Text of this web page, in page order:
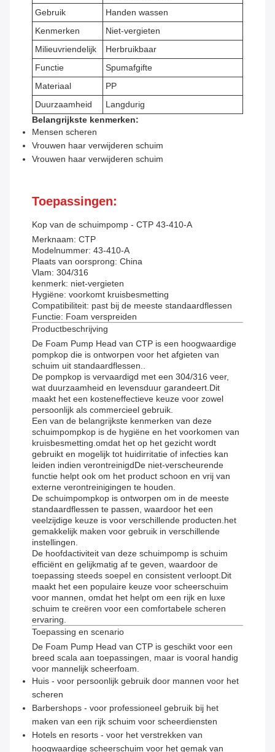
Gebruik
Handen wassen
Kenmerken
Niet-vergieten
Milieuvriendelijk
Herbruikbaar
Functie
Spumafgifte
Materiaal
PP
Duurzaamheid
Langdurig
Belangrijkste kenmerken:
Mensen scheren
Vrouwen haar verwijderen schuim
Vrouwen haar verwijderen schuim
Toepassingen:
Kop van de schuimpomp - CTP 43-410-A
Merknaam: CTP
Modelnummer: 43-410-A
Plaats van oorsprong: China
Vlam: 304/316
kenmerk: niet-vergieten
Hygiëne: voorkomt kruisbesmetting
Compatibiliteit: past bij de meeste standaardflessen
Functie: Foam verspreiden
Productbeschrijving
De Foam Pump Head van CTP is een hoogwaardige
pompkop die is ontworpen voor het afgieten van
schuim uit standaardflessen..
De pompkop is vervaardigd met een 304/316 veer,
wat duurzaamheid en levensduur garandeert.Dit
maakt het een kosteneffectieve keuze voor zowel
persoonlijk als commercieel gebruik.
Een van de belangrijkste kenmerken van deze
schuimpompkop is de hygiëne en het voorkomen van
kruisbesmetting.omdat het op het gezicht wordt
gebruikt en mogelijk tot huidirritatie of infecties kan
leiden indien verontreinigdDe niet-verscheurende
functie helpt ook om het product schoon en vrij van
externe verontreinigingen te houden.
De schuimpompkop is ontworpen om in de meeste
standaardflessen te passen, waardoor het een
veelzijdige keuze is voor verschillende producten.het
gemakkelijk maken voor gebruik in verschillende
instellingen.
De hoofdactiviteit van deze schuimpomp is schuim
efficiënt en gelijkmatig af te geven, waardoor de
toepassing steeds soepel en consistent verloopt.Dit
maakt het een populaire keuze voor scheerschuim
voor mannen, omdat het helpt om een rijk en luxe
schuim te creëren voor een comfortabele scheren
ervaring.
Toepassing en scenario
De Foam Pump Head van CTP is geschikt voor een
breed scala aan toepassingen, maar is vooral handig
voor mannelijk scheerfoam.
Huis - voor persoonlijk gebruik door mannen voor het
scheren
Barbershops - voor professioneel gebruik bij het
maken van een rijk schuim voor scheerdiensten
Hotels en resorts - voor het verstrekken van
hoogwaardige scheerschuim voor het gemak van